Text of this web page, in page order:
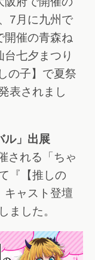
7月に九州で
開催の青森ね
七夕まつり
の子】で夏祭
表されまし
ル」出展
される「ちゃ
『【推しの
キャスト登壇
ました。